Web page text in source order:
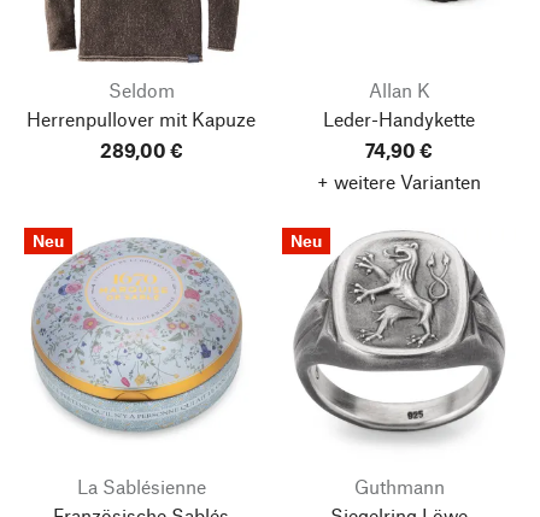
Seldom
Herrenpullover mit Kapuze
289,00 €
Allan K
Leder-Handykette
74,90 €
+ weitere Varianten
Neu
La Sablésienne
Neu
Guthmann